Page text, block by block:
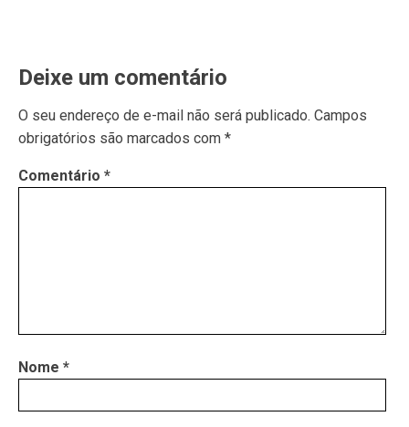
Deixe um comentário
O seu endereço de e-mail não será publicado. Campos
obrigatórios são marcados com *
Comentário *
Nome *